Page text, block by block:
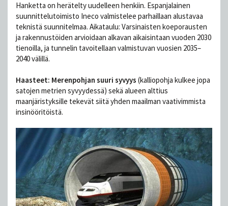
Hanketta on herätelty uudelleen henkiin. Espanjalainen
suunnittelutoimisto Ineco valmistelee parhaillaan alustavaa
teknistä suunnitelmaa. Aikataulu: Varsinaisten koeporausten
ja rakennustöiden arvioidaan alkavan aikaisintaan vuoden 2030
tienoilla, ja tunnelin tavoitellaan valmistuvan vuosien 2035–
2040 välillä.
Haasteet: Merenpohjan suuri syvyys (kalliopohja kulkee jopa
satojen metrien syvyydessä) sekä alueen alttius
maanjäristyksille tekevät siitä yhden maailman vaativimmista
insinööritöistä.